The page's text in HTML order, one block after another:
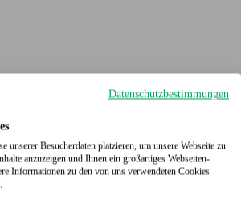
Datenschutzbestimmungen
unserer Besucherdaten platzieren, um unsere Webseite zu
anzuzeigen und Ihnen ein großartiges Webseiten-
Informationen zu den von uns verwendeten Cookies